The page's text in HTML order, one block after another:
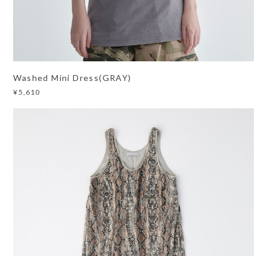
Washed Mini Dress(GRAY)
¥5,610